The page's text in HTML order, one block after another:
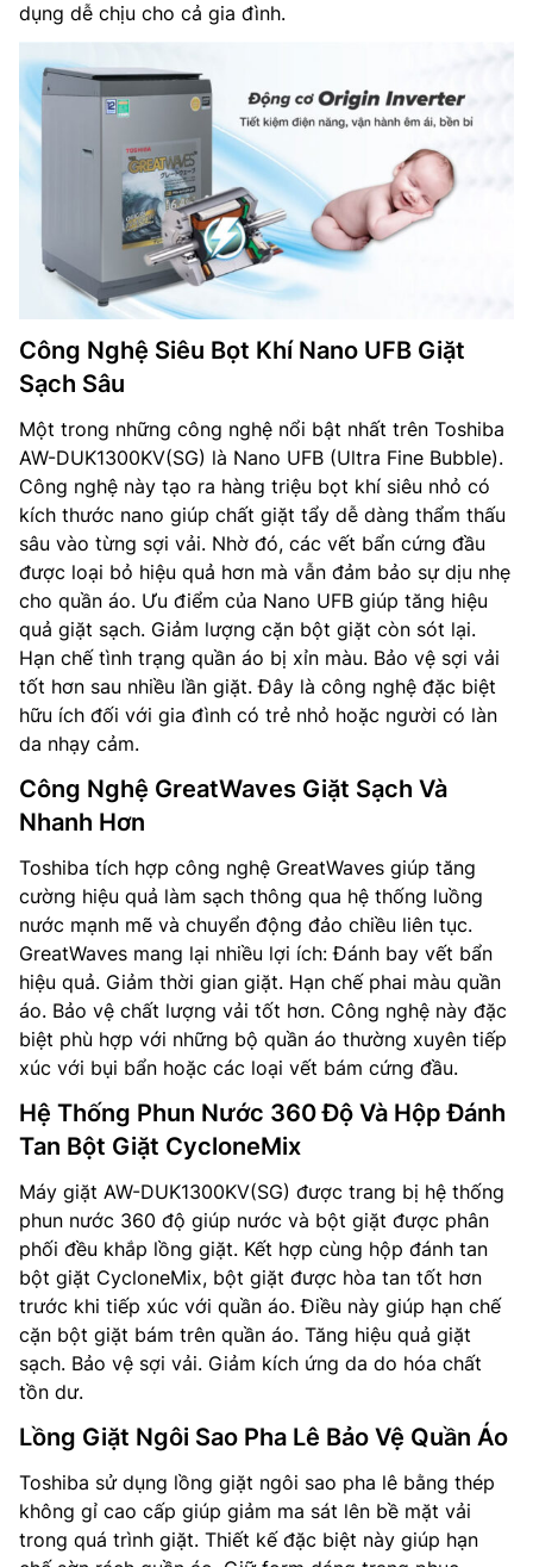
dụng dễ chịu cho cả gia đình.
Công Nghệ Siêu Bọt Khí Nano UFB Giặt
Sạch Sâu
Một trong những công nghệ nổi bật nhất trên Toshiba
AW-DUK1300KV(SG) là Nano UFB (Ultra Fine Bubble).
Công nghệ này tạo ra hàng triệu bọt khí siêu nhỏ có
kích thước nano giúp chất giặt tẩy dễ dàng thẩm thấu
sâu vào từng sợi vải. Nhờ đó, các vết bẩn cứng đầu
được loại bỏ hiệu quả hơn mà vẫn đảm bảo sự dịu nhẹ
cho quần áo. Ưu điểm của Nano UFB giúp tăng hiệu
quả giặt sạch. Giảm lượng cặn bột giặt còn sót lại.
Hạn chế tình trạng quần áo bị xỉn màu. Bảo vệ sợi vải
tốt hơn sau nhiều lần giặt. Đây là công nghệ đặc biệt
hữu ích đối với gia đình có trẻ nhỏ hoặc người có làn
da nhạy cảm.
Công Nghệ GreatWaves Giặt Sạch Và
Nhanh Hơn
Toshiba tích hợp công nghệ GreatWaves giúp tăng
cường hiệu quả làm sạch thông qua hệ thống luồng
nước mạnh mẽ và chuyển động đảo chiều liên tục.
GreatWaves mang lại nhiều lợi ích: Đánh bay vết bẩn
hiệu quả. Giảm thời gian giặt. Hạn chế phai màu quần
áo. Bảo vệ chất lượng vải tốt hơn. Công nghệ này đặc
biệt phù hợp với những bộ quần áo thường xuyên tiếp
xúc với bụi bẩn hoặc các loại vết bám cứng đầu.
Hệ Thống Phun Nước 360 Độ Và Hộp Đánh
Tan Bột Giặt CycloneMix
Máy giặt AW-DUK1300KV(SG) được trang bị hệ thống
phun nước 360 độ giúp nước và bột giặt được phân
phối đều khắp lồng giặt. Kết hợp cùng hộp đánh tan
bột giặt CycloneMix, bột giặt được hòa tan tốt hơn
trước khi tiếp xúc với quần áo. Điều này giúp hạn chế
cặn bột giặt bám trên quần áo. Tăng hiệu quả giặt
sạch. Bảo vệ sợi vải. Giảm kích ứng da do hóa chất
tồn dư.
Lồng Giặt Ngôi Sao Pha Lê Bảo Vệ Quần Áo
Toshiba sử dụng lồng giặt ngôi sao pha lê bằng thép
không gỉ cao cấp giúp giảm ma sát lên bề mặt vải
trong quá trình giặt. Thiết kế đặc biệt này giúp hạn